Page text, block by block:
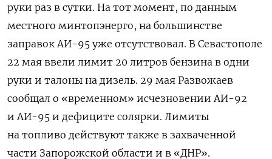
руки раз в сутки. На тот момент, по данным
местного минтопэнерго, на большинстве
заправок АИ-95 уже отсутствовал. В Севастополе
22 мая ввели лимит 20 литров бензина в одни
руки и талоны на дизель. 29 мая Развожаев
сообщал о «временном» исчезновении АИ-92
и АИ-95 и дефиците солярки. Лимиты
на топливо действуют также в захваченной
части Запорожской области и в «ДНР».